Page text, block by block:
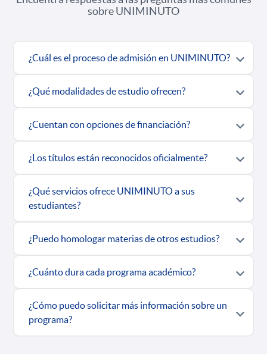
sobre UNIMINUTO
¿Cuál es el proceso de admisión en UNIMINUTO?
¿Qué modalidades de estudio ofrecen?
¿Cuentan con opciones de financiación?
¿Los títulos están reconocidos oficialmente?
¿Qué servicios ofrece UNIMINUTO a sus
estudiantes?
¿Puedo homologar materias de otros estudios?
¿Cuánto dura cada programa académico?
¿Cómo puedo solicitar más información sobre un
programa?